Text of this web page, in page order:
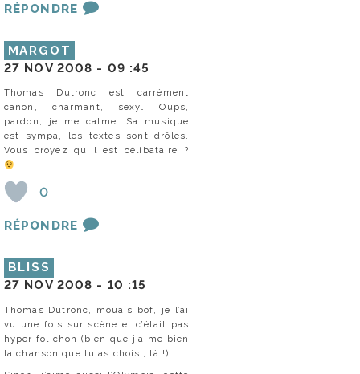
RÉPONDRE
MARGOT
27 NOV 2008 - 09 :45
Thomas Dutronc est carrément
canon, charmant, sexy… Oups,
pardon, je me calme. Sa musique
est sympa, les textes sont drôles.
Vous croyez qu’il est célibataire ?
0
RÉPONDRE
BLISS
27 NOV 2008 - 10 :15
Thomas Dutronc, mouais bof, je l’ai
vu une fois sur scène et c’était pas
hyper folichon (bien que j’aime bien
la chanson que tu as choisi, là !).